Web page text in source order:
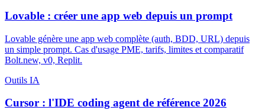
Lovable : créer une app web depuis un prompt
Lovable génère une app web complète (auth, BDD, URL) depuis
un simple prompt. Cas d'usage PME, tarifs, limites et comparatif
Bolt.new, v0, Replit.
Outils IA
Cursor : l'IDE coding agent de référence 2026